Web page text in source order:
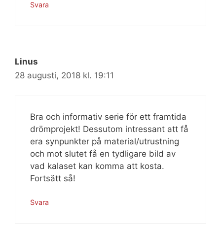
Svara
Linus
28 augusti, 2018 kl. 19:11
Bra och informativ serie för ett framtida
drömprojekt! Dessutom intressant att få
era synpunkter på material/utrustning
och mot slutet få en tydligare bild av
vad kalaset kan komma att kosta.
Fortsätt så!
Svara